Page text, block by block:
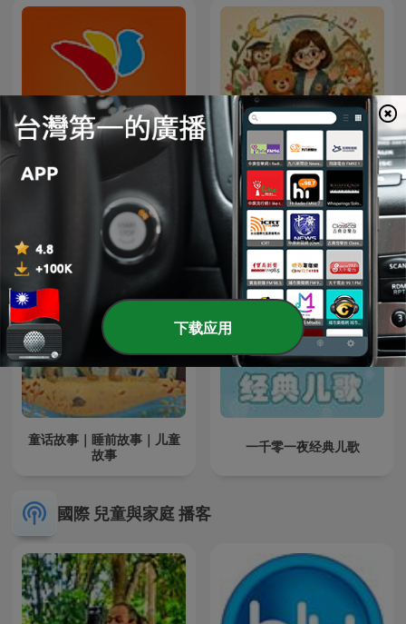
红黄蓝早教中心儿歌 宝宝亲
子课音乐
Teacher Ann's Musical
Routine｜Teacher Ann 的
兒童常規轉換兒歌故事屋
童话故事｜睡前故事｜儿童
故事
一千零一夜经典儿歌
國際 兒童與家庭 播客
下载应用